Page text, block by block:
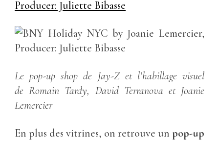
Le pop-up shop de Jay-Z et l’habillage visuel
de Romain Tardy, David Terranova et Joanie
Lemercier
En plus des vitrines, on retrouve un pop-up